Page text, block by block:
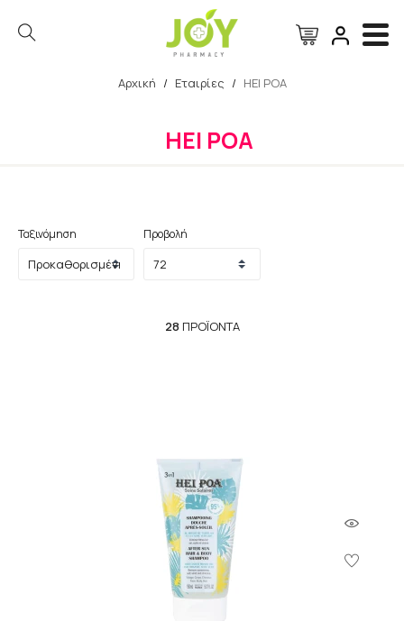
Αρχική / Εταιρίες / HEI POA
HEI POA
Ταξινόμηση Προβολή
28 ΠΡΟΪΌΝΤΑ